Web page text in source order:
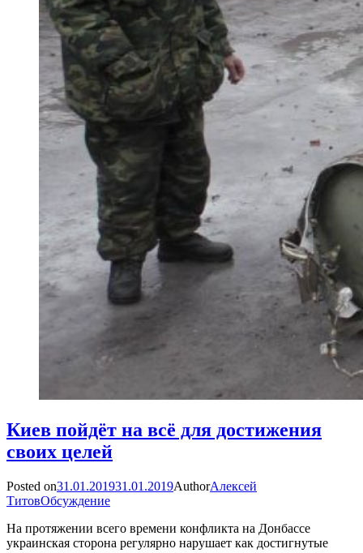
Киев пойдёт на всё для достижения
своих целей
Posted on31.01.201931.01.2019AuthorАлексей
ТитовОбсуждение
На протяжении всего времени конфликта на Донбассе
украинская сторона регулярно нарушает как достигнутые